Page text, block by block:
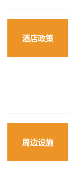
酒店政策
周边设施